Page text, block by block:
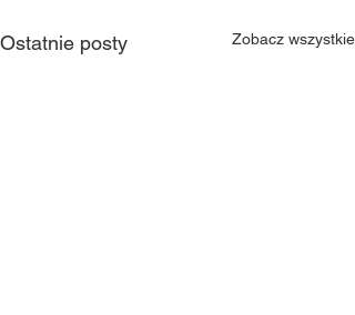
Ostatnie posty Zobacz wszystkie